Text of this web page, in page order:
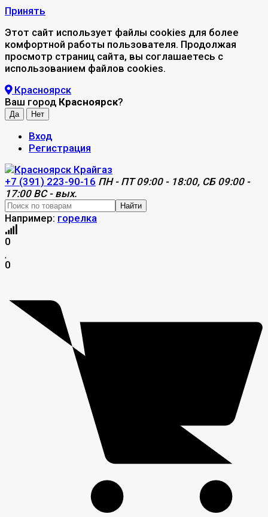
Принять
Этот сайт использует файлы cookies для более
комфортной работы пользователя. Продолжая
просмотр страниц сайта, вы соглашаетесь с
использованием файлов cookies.
Красноярск
Ваш город Красноярск?
Вход
Регистрация
+7 (391) 223-90-16 ПН - ПТ 09:00 - 18:00, СБ 09:00 -
17:00 ВС - вых.
Найти
Например: горелка
0
0